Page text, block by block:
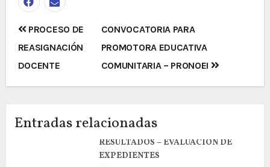
Navegación
de
entradas
PROCESO DE
REASIGNACIÓN
DOCENTE
CONVOCATORIA PARA
PROMOTORA EDUCATIVA
COMUNITARIA – PRONOEI
Entradas relacionadas
RESULTADOS – EVALUACION DE
EXPEDIENTES